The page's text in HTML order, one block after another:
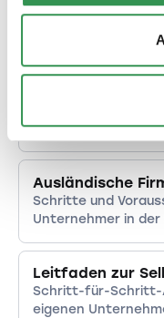
Steuerrechtliche
Optimierung für
Möglichkeiten der
Eigenkapital bis
Ausländische
Schritte und
Unternehmer in der
Leitfaden zur
Schritt-für-Schritt-
eigenen